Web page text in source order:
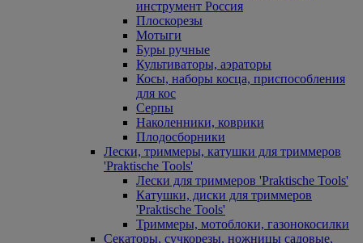
инструмент Россия
Плоскорезы
Мотыги
Буры ручные
Культиваторы, аэраторы
Косы, наборы косца, приспособления
для кос
Серпы
Наколенники, коврики
Плодосборники
Лески, триммеры, катушки для триммеров
'Praktische Tools'
Лески для триммеров 'Praktische Tools'
Катушки, диски для триммеров
'Praktische Tools'
Триммеры, мотоблоки, газонокосилки
Секаторы, сучкорезы, ножницы садовые,